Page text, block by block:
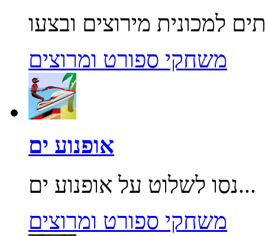
משחקי ספורט ומרוצים
אופנוע ים
נסו לשלוט על אופנוע ים...
משחקי ספורט ומרוצים